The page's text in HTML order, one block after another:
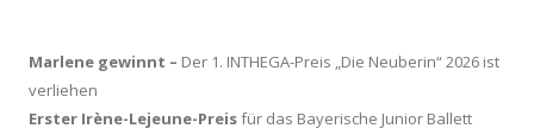
Marlene gewinnt – Der 1. INTHEGA-Preis „Die Neuberin“ 2026 ist
verliehen
Erster Irène-Lejeune-Preisfür das Bayerische Junior Ballett